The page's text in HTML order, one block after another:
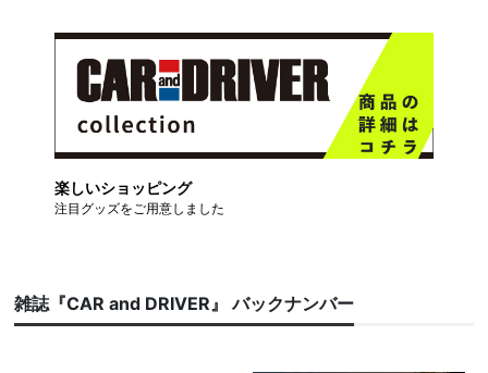
楽しいショッピング
注目グッズをご用意しました
雑誌『CAR and DRIVER』 バックナンバー